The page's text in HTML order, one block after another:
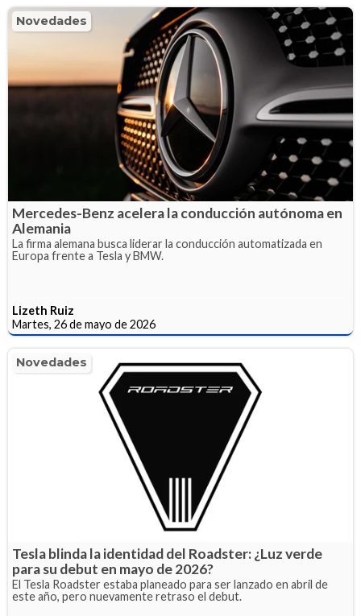
Novedades
Mercedes-Benz acelera la conducción autónoma en
Alemania
La firma alemana busca liderar la conducción automatizada en
Europa frente a Tesla y BMW.
Lizeth Ruiz
Martes, 26 de mayo de 2026
Novedades
Tesla blinda la identidad del Roadster: ¿Luz verde
para su debut en mayo de 2026?
El Tesla Roadster estaba planeado para ser lanzado en abril de
este año, pero nuevamente retraso el debut.